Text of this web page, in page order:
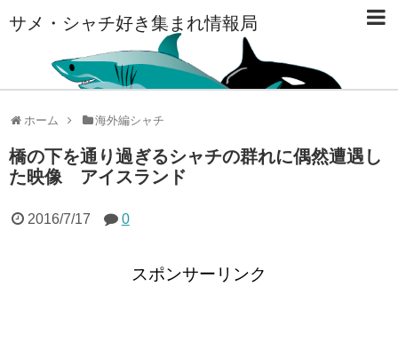
サメ・シャチ好き集まれ情報局
ホーム 海外編シャチ
橋の下を通り過ぎるシャチの群れに偶然遭遇し
た映像 アイスランド
2016/7/17 0
スポンサーリンク